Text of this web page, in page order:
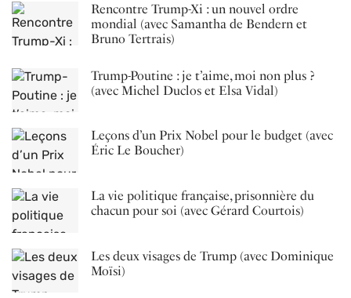
Rencontre Trump-Xi : un nouvel ordre
mondial (avec Samantha de Bendern et
Bruno Tertrais)
Trump-Poutine : je t’aime, moi non plus ?
(avec Michel Duclos et Elsa Vidal)
Leçons d’un Prix Nobel pour le budget (avec
Éric Le Boucher)
La vie politique française, prisonnière du
chacun pour soi (avec Gérard Courtois)
Les deux visages de Trump (avec Dominique
Moïsi)